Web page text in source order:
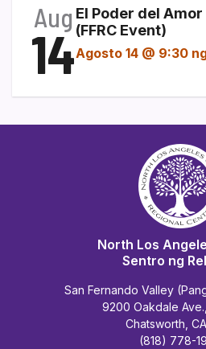
Aug
14
El Poder del
(FFRC Event)
Agosto 14 @ 9:30
North Los
Sentro ng
San Fernando Valley
9200 Oakdale
Chatsworth, CA
(818) 778-